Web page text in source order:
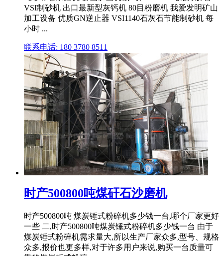
VSI制砂机 出口最新型灰钙机 80目粉磨机 我爱发明矿山
加工设备 优质GN逆止器 VSI1140石灰石节能制砂机 每
小时 ...
联系电话: 180 3780 8511
时产500800吨煤矸石沙磨机
时产500800吨 煤炭锤式粉碎机多少钱一台,哪个厂家更好
一些 二,时产500800吨煤炭锤式粉碎机多少钱一台 由于
煤炭锤式粉碎机需求量大,所以生产厂家众多,型号、规格
众多,报价也更多样,对于许多用户来说,购买一台质量可